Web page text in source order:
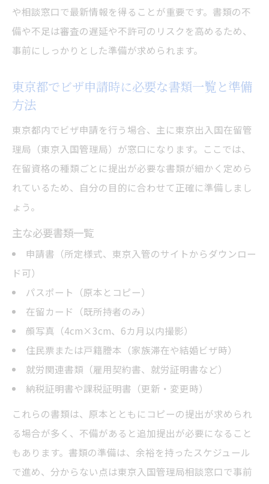
や相談窓口で最新情報を得ることが重要です。書類の不
備や不足は審査の遅延や不許可のリスクを高めるため、
事前にしっかりとした準備が求められます。
東京都でビザ申請時に必要な書類一覧と準備
方法
東京都内でビザ申請を行う場合、主に東京出入国在留管
理局（東京入国管理局）が窓口になります。ここでは、
在留資格の種類ごとに提出が必要な書類が細かく定めら
れているため、自分の目的に合わせて正確に準備しまし
ょう。
主な必要書類一覧
申請書（所定様式、東京入管のサイトからダウンロー
ド可）
パスポート（原本とコピー）
在留カード（既所持者のみ）
顔写真（4cm×3cm、6カ月以内撮影）
住民票または戸籍謄本（家族滞在や結婚ビザ時）
就労関連書類（雇用契約書、就労証明書など）
納税証明書や課税証明書（更新・変更時）
これらの書類は、原本とともにコピーの提出が求められ
る場合が多く、不備があると追加提出が必要になること
もあります。書類の準備は、余裕を持ったスケジュール
で進め、分からない点は東京入国管理局相談窓口で事前